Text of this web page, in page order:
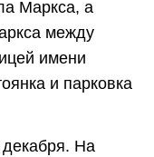
Маркса, а
между
имени
и парковка
декабря. На